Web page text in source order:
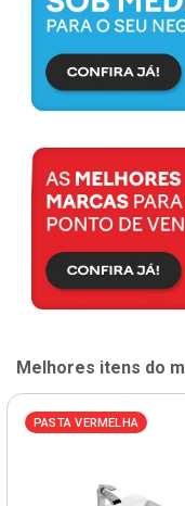
Melhores itens do
PASTA VERMELHA